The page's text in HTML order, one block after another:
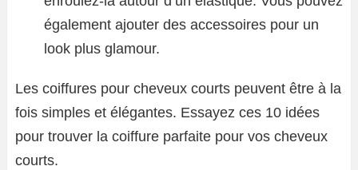
également ajouter des accessoires pour un
look plus glamour.
Les coiffures pour cheveux courts peuvent être à la
fois simples et élégantes. Essayez ces 10 idées
pour trouver la coiffure parfaite pour vos cheveux
courts.